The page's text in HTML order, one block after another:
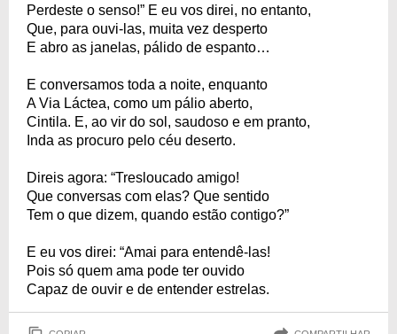
Perdeste o senso!” E eu vos direi, no entanto,
Que, para ouvi-las, muita vez desperto
E abro as janelas, pálido de espanto…
E conversamos toda a noite, enquanto
A Via Láctea, como um pálio aberto,
Cintila. E, ao vir do sol, saudoso e em pranto,
Inda as procuro pelo céu deserto.
Direis agora: “Tresloucado amigo!
Que conversas com elas? Que sentido
Tem o que dizem, quando estão contigo?”
E eu vos direi: “Amai para entendê-las!
Pois só quem ama pode ter ouvido
Capaz de ouvir e de entender estrelas.